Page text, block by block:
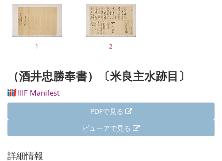
1 2
（酒井忠勝奉書）〔米良主水跡目〕
IIIF Manifest
PDFで見る
ビューアで見る
詳細情報